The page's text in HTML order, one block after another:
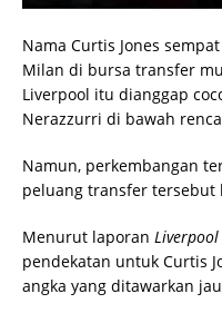
Nama Curtis Jones
Milan di bursa transfer
Liverpool itu dianggap
Nerazzurri di bawah
Namun, perkembangan
peluang transfer
Menurut laporan Liverpool
pendekatan untuk Curtis
angka yang ditawarkan